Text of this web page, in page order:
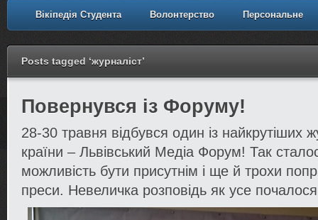
Вікіпедія Студента Волонтерство Персональне
Posts tagged ‘журналіст’
Повернувся із Форуму!
28-30 травня відбувся один із найкрутіших
країни – Львівський Медіа Форум! Так
можливість бути присутнім і ще й трохи
преси. Невеличка розповідь як усе